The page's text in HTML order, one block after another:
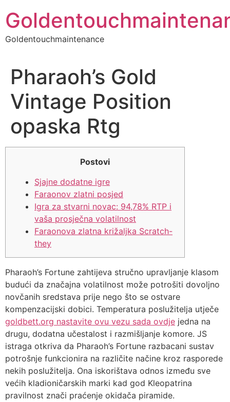
to
content
Goldentouchmaintenance
Pharaoh’s Gold
Vintage Position
opaska Rtg
Postovi
Sjajne dodatne igre
Faraonov zlatni posjed
Igra za stvarni novac: 94,78% RTP i
vaša prosječna volatilnost
Faraonova zlatna križaljka Scratch-
they
Pharaoh’s Fortune zahtijeva stručno upravljanje klasom
budući da značajna volatilnost može potrošiti dovoljno
novčanih sredstava prije nego što se ostvare
kompenzacijski dobici. Temperatura poslužitelja utječe
goldbett.org nastavite ovu vezu sada ovdje jedna na
drugu, dodatna učestalost i razmišljanje komore. JS
istraga otkriva da Pharaoh’s Fortune razbacani sustav
potrošnje funkcionira na različite načine kroz rasporede
nekih poslužitelja. Ona iskorištava odnos između sve
većih kladioničarskih marki kad god Kleopatrina
pravilnost znači praćenje okidača piramide.